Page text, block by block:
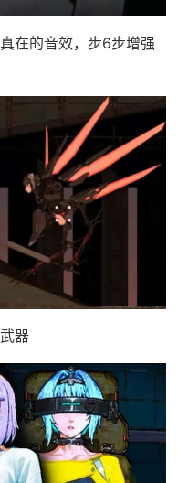
在的音效，步6步增强
器